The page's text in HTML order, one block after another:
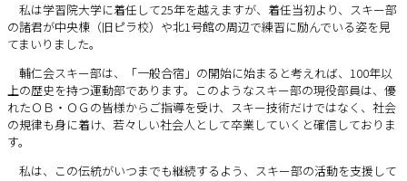
私は学習院大学に着任して25年を越えますが、着任当初より、スキー部
の諸君が中央棟（旧ピラ校）や北1号館の周辺で練習に励んでいる姿を見
てまいりました。
輔仁会スキー部は、「一般合宿」の開始に始まると考えれば、100年以
上の歴史を持つ運動部であります。このようなスキー部の現役部員は、優
れたＯＢ・ＯＧの皆様からご指導を受け、スキー技術だけではなく、社会
の規律も身に着け、若々しい社会人として卒業していくと確信しておりま
す。
私は、この伝統がいつまでも継続するよう、スキー部の活動を支援して